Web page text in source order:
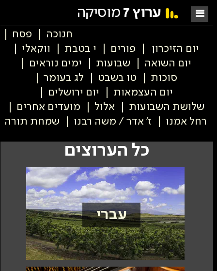
ערוץ 7 מוסיקה
חנוכה
פסח
יום הזיכרון
פורים י בטבת
ווקאלי
יום השואה
שבועות
ימים נוראים
סוכות
טו בשבט
לג בעומר
יום העצמאות
יום ירושלים
שלושת השבועות
אלול
מועדים אחרים
רחל אמנו
ז' אדר / משה רבנו שמחת תורה
כל הערוצים
עברי